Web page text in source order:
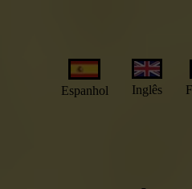
Espanhol Inglês